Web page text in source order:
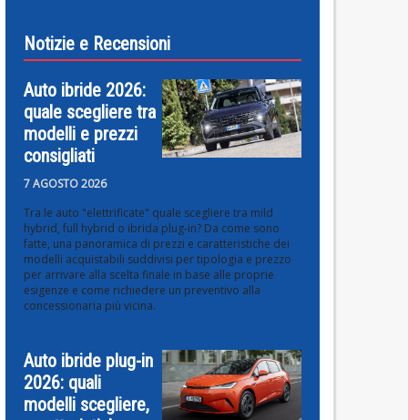
Notizie e Recensioni
Auto ibride 2026:
quale scegliere tra
modelli e prezzi
consigliati
7 AGOSTO 2026
Tra le auto "elettrificate" quale scegliere tra mild
hybrid, full hybrid o ibrida plug-in? Da come sono
fatte, una panoramica di prezzi e caratteristiche dei
modelli acquistabili suddivisi per tipologia e prezzo
per arrivare alla scelta finale in base alle proprie
esigenze e come richiedere un preventivo alla
concessionaria più vicina.
Auto ibride plug-in
2026: quali
modelli scegliere,